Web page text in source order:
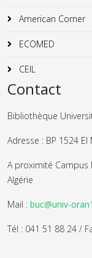
American Corner
ECOMED
CEIL
Contact
Bibliothèque
Adresse : BP 1524
A proximité Campus
Algérie
Mail : buc@univ-
Tél : 041 51 88 24 /